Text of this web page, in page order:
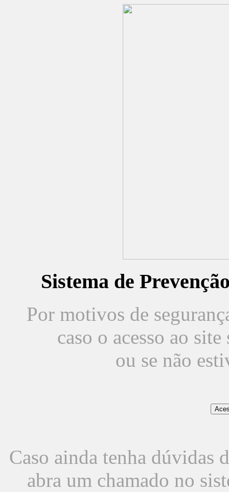
Sistema de
Por motivos de
caso o acesso ao
ou se não
Caso ainda tenha dúvidas
abra um chamado no